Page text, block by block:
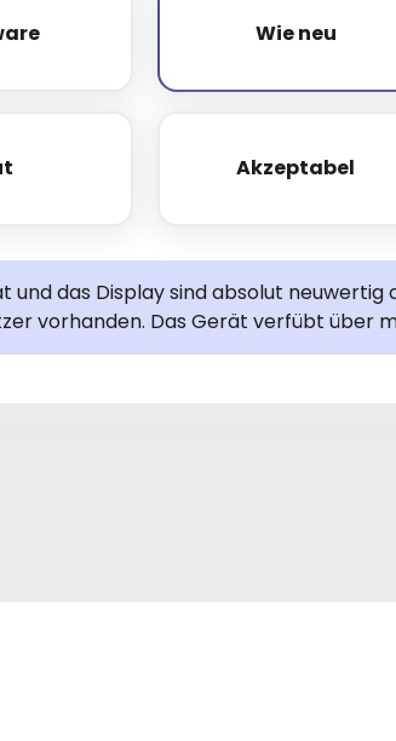
Wie neu
Wie neu
Akzeptabel
Akzeptabel
und das Display sind absolut neuwertig
vorhanden. Das Gerät verfübt über